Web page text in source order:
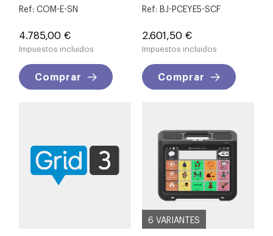
Ref: COM-E-SN
Precio
4.785,00 €
Impuestos incluidos
Comprar
Ref: BJ-PCEYE5-SCF
Precio
2.601,50 €
Impuestos incluidos
Comprar
6 VARIANTES